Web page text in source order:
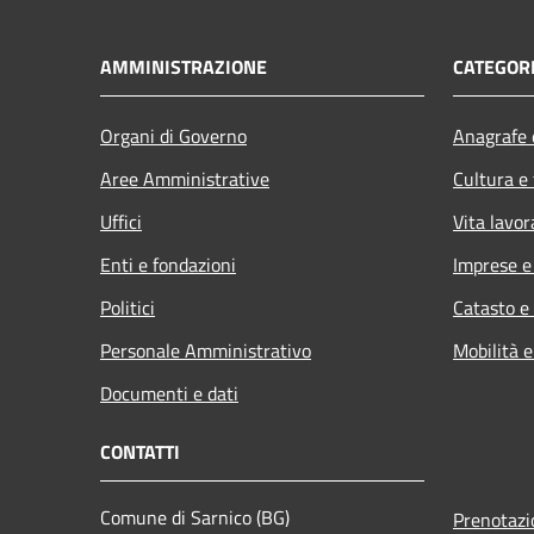
AMMINISTRAZIONE
Organi di Governo
Aree Amministrative
Uffici
Enti e fondazioni
Politici
Personale Amministrativo
Documenti e dati
Cultura
Vita
Imprese
Catasto
Mobilità
CONTATTI
Comune di Sarnico (BG)